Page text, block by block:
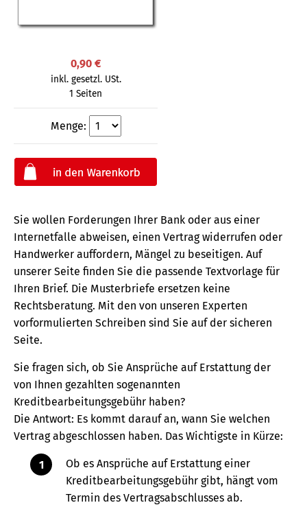
0,90 €
inkl. gesetzl. USt.
1 Seiten
Menge:
Sie wollen Forderungen Ihrer Bank oder aus einer
Internetfalle abweisen, einen Vertrag widerrufen oder
Handwerker auffordern, Mängel zu beseitigen. Auf
unserer Seite finden Sie die passende Textvorlage für
Ihren Brief. Die Musterbriefe ersetzen keine
Rechtsberatung. Mit den von unseren Experten
vorformulierten Schreiben sind Sie auf der sicheren
Seite.
Sie fragen sich, ob Sie Ansprüche auf Erstattung der
von Ihnen gezahlten sogenannten
Kreditbearbeitungsgebühr haben?
Die Antwort: Es kommt darauf an, wann Sie welchen
Vertrag abgeschlossen haben. Das Wichtigste in Kürze:
Ob es Ansprüche auf Erstattung einer
Kreditbearbeitungsgebühr gibt, hängt vom
Termin des Vertragsabschlusses ab.